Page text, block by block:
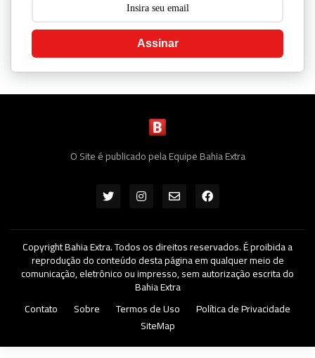
Assinar
O Site é publicado pela Equipe Bahia Extra
Copyright Bahia Extra. Todos os direitos reservados. É proibida a
reprodução do conteúdo desta página em qualquer meio de
comunicação, eletrônico ou impresso, sem autorização escrita do
Bahia Extra
Política de Privacidade
Termos de Uso
Sobre
Contato
SiteMap